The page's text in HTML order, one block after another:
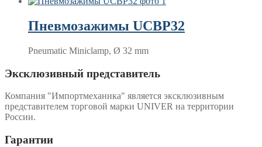
Пневмозажимы UCBP32
Pneumatic Miniclamp, Ø 32 mm
Эксклюзивный представитель
Компания "Импортмеханика" является эксклюзивным
представителем торговой марки UNIVER на территории
России.
Гарантии